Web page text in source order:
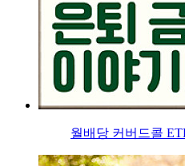
월배당 커버드콜